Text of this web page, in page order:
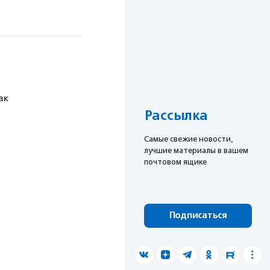
Рассылка
Cамые свежие новости,
лучшие материалы в вашем
почтовом ящике
Подписаться